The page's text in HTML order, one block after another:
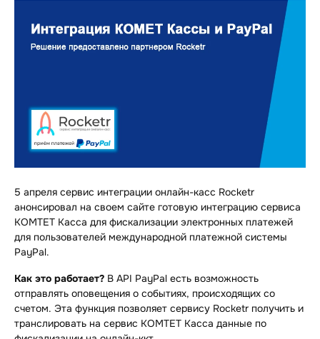
5 апреля сервис интеграции онлайн-касс Rocketr
анонсировал на своем сайте готовую интеграцию сервиса
КОМТЕТ Касса для фискализации электронных платежей
для пользователей международной платежной системы
PayPal.
Как это работает? В API PayPal есть возможность
отправлять оповещения о событиях, происходящих со
счетом. Эта функция позволяет сервису Rocketr получить и
транслировать на сервис КОМТЕТ Касса данные по